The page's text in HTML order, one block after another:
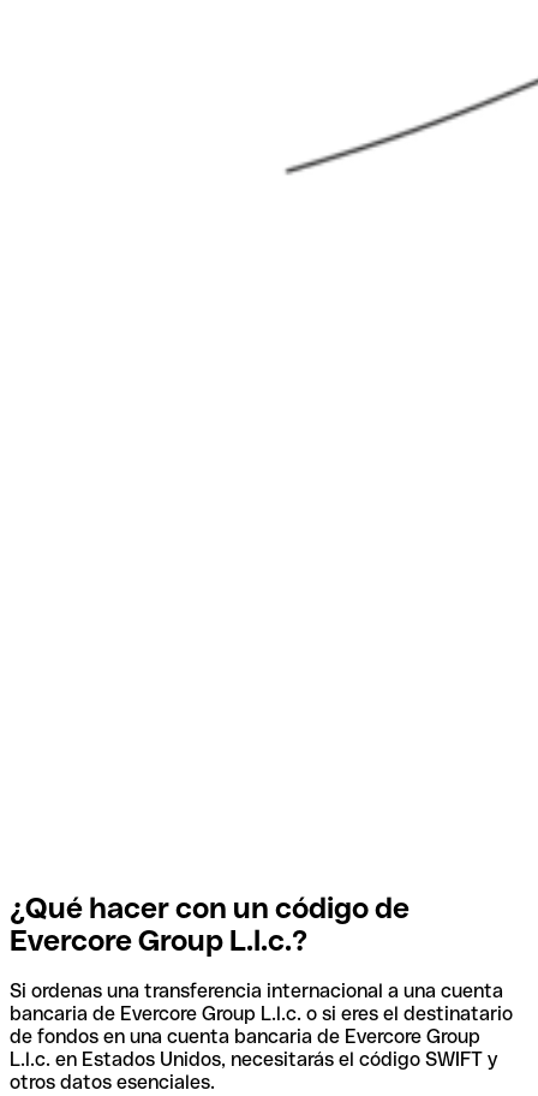
¿Qué hacer con un código de
Evercore Group L.l.c.?
Si ordenas una transferencia internacional a una cuenta
bancaria de Evercore Group L.l.c. o si eres el destinatario
de fondos en una cuenta bancaria de Evercore Group
L.l.c. en Estados Unidos, necesitarás el código SWIFT y
otros datos esenciales.